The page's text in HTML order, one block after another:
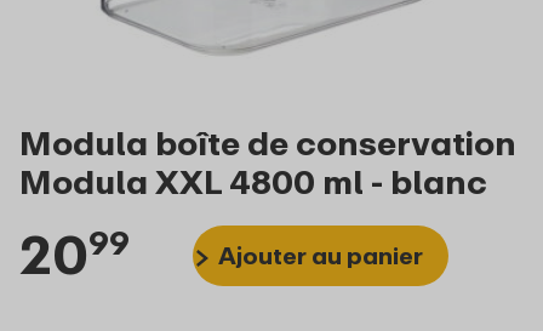
Modula boîte de conservation
Modula XXL 4800 ml - blanc
2099 Ajouter au panier